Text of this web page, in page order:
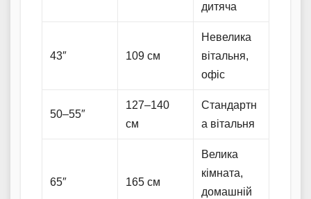
дитяча
43″ 109 см
Невелика
вітальня,
офіс
50–55″
127–140
см
Стандартн
а вітальня
65″ 165 см
Велика
кімната,
домашній